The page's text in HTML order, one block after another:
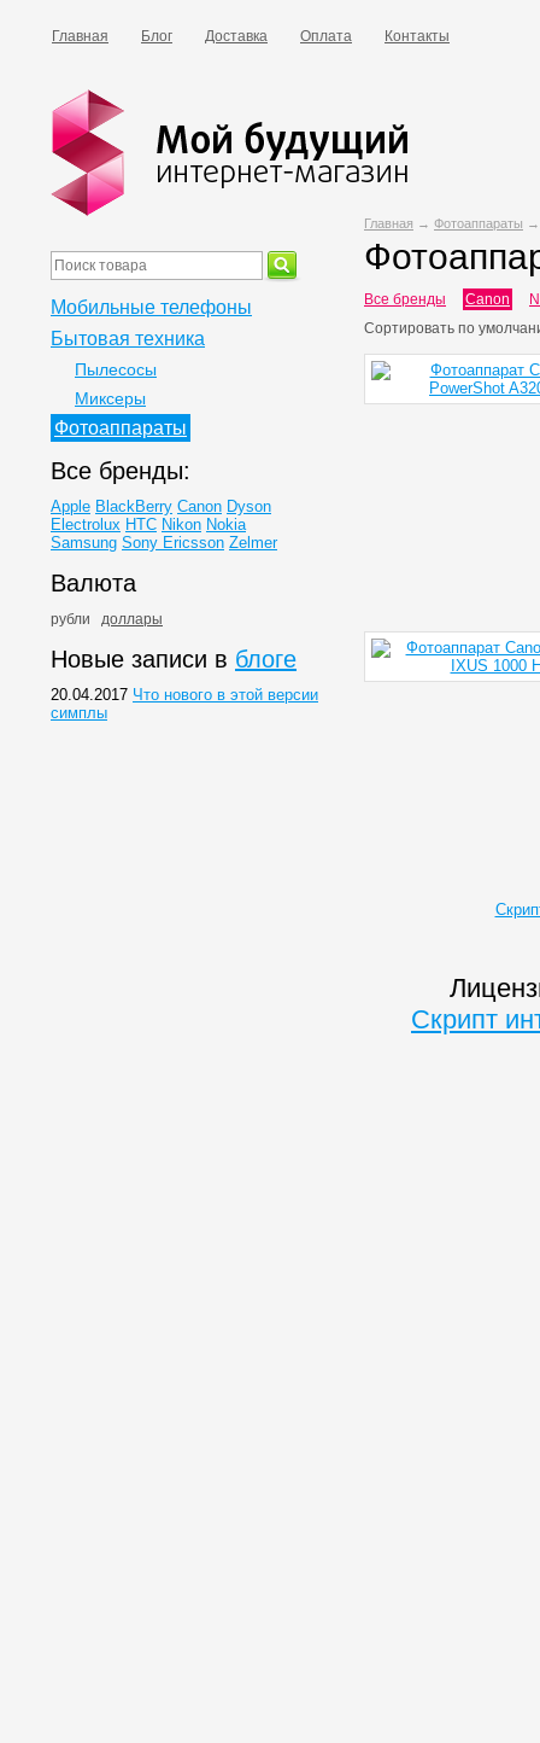
Главная Блог Доставка Оплата Контакты
Главная → Фотоаппараты
Все бренды Canon
Сортировать по
Мобильные телефоны
Бытовая техника
Пылесосы
Миксеры
Фотоаппараты
Все бренды:
Apple BlackBerry Canon Dyson
Electrolux HTC Nikon Nokia
Samsung Sony Ericsson Zelmer
Валюта
рубли доллары
Новые записи в блоге
20.04.2017 Что нового в этой версии
симплы
Скрипт